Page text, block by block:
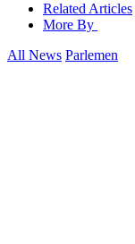
Related Articles
More By
All News Parlemen